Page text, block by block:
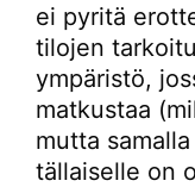
ei pyritä
tilojen
ympäristö,
matkustaa
mutta
tällaiselle on